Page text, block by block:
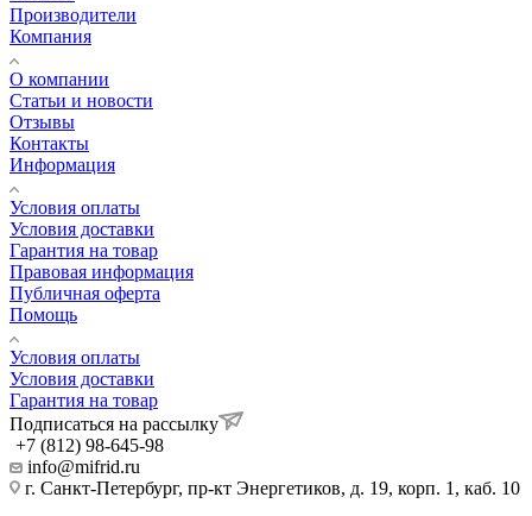
Производители
Компания
О компании
Статьи и новости
Отзывы
Контакты
Информация
Условия оплаты
Условия доставки
Гарантия на товар
Правовая информация
Публичная оферта
Помощь
Условия оплаты
Условия доставки
Гарантия на товар
Подписаться на рассылку
+7 (812) 98-645-98
info@mifrid.ru
г. Санкт-Петербург, пр-кт Энергетиков, д. 19, корп. 1, каб. 10